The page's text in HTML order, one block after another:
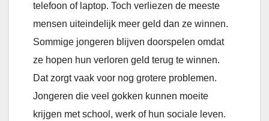
telefoon of laptop. Toch verliezen de meeste
mensen uiteindelijk meer geld dan ze winnen.
Sommige jongeren blijven doorspelen omdat
ze hopen hun verloren geld terug te winnen.
Dat zorgt vaak voor nog grotere problemen.
Jongeren die veel gokken kunnen moeite
krijgen met school, werk of hun sociale leven.